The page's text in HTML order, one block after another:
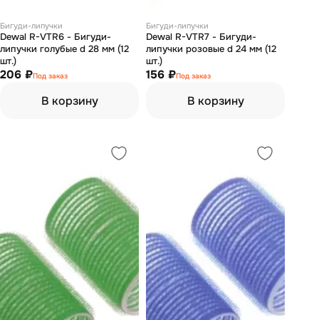
Бигуди-липучки
Dewal R-VTR6 - Бигуди-
липучки голубые d 28 мм (12
шт.)
206 ₽Под заказ
В корзину
Бигуди-липучки
Dewal R-VTR7 - Бигуди-
липучки розовые d 24 мм (12
шт.)
156 ₽Под заказ
В корзину